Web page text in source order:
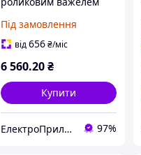
Під замовлення
від656₴/міс
6 560.20₴
Купити
ЕлектроПриладТехСервіс 97%